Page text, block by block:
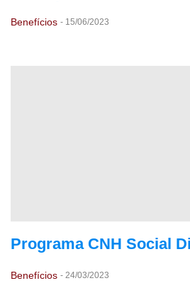
Benefícios - 15/06/2023
Programa CNH Social
Benefícios - 24/03/2023